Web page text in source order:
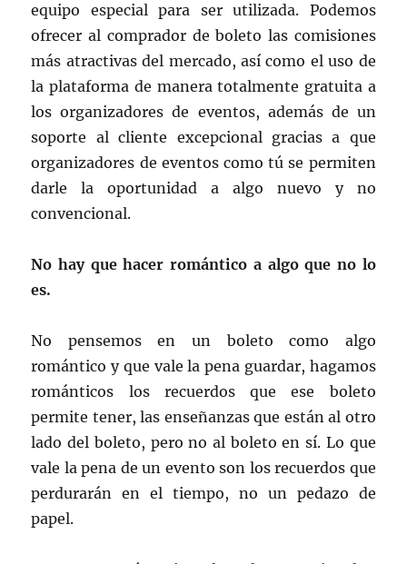
equipo especial para ser utilizada. Podemos
ofrecer al comprador de boleto las comisiones
más atractivas del mercado, así como el uso de
la plataforma de manera totalmente gratuita a
los organizadores de eventos, además de un
soporte al cliente excepcional gracias a que
organizadores de eventos como tú se permiten
darle la oportunidad a algo nuevo y no
convencional.
No hay que hacer romántico a algo que no lo
es.
No pensemos en un boleto como algo
romántico y que vale la pena guardar, hagamos
románticos los recuerdos que ese boleto
permite tener, las enseñanzas que están al otro
lado del boleto, pero no al boleto en sí. Lo que
vale la pena de un evento son los recuerdos que
perdurarán en el tiempo, no un pedazo de
papel.